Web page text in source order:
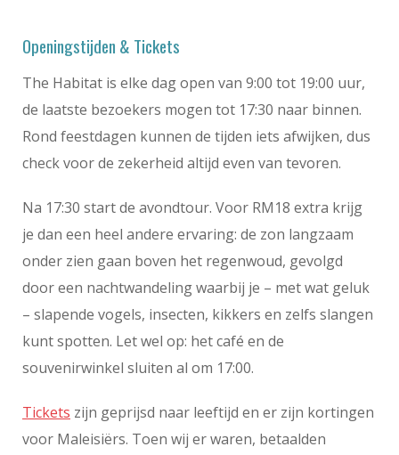
Openingstijden & Tickets
The Habitat is elke dag open van 9:00 tot 19:00 uur,
de laatste bezoekers mogen tot 17:30 naar binnen.
Rond feestdagen kunnen de tijden iets afwijken, dus
check voor de zekerheid altijd even van tevoren.
Na 17:30 start de avondtour. Voor RM18 extra krijg
je dan een heel andere ervaring: de zon langzaam
onder zien gaan boven het regenwoud, gevolgd
door een nachtwandeling waarbij je – met wat geluk
– slapende vogels, insecten, kikkers en zelfs slangen
kunt spotten. Let wel op: het café en de
souvenirwinkel sluiten al om 17:00.
Tickets zijn geprijsd naar leeftijd en er zijn kortingen
voor Maleisiërs. Toen wij er waren, betaalden